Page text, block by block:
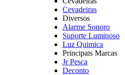
Cevadeiras
Diversos
Alarme Sonoro
Suporte Luminoso
Luz Quimica
Principais Marcas
Jr Pesca
Deconto